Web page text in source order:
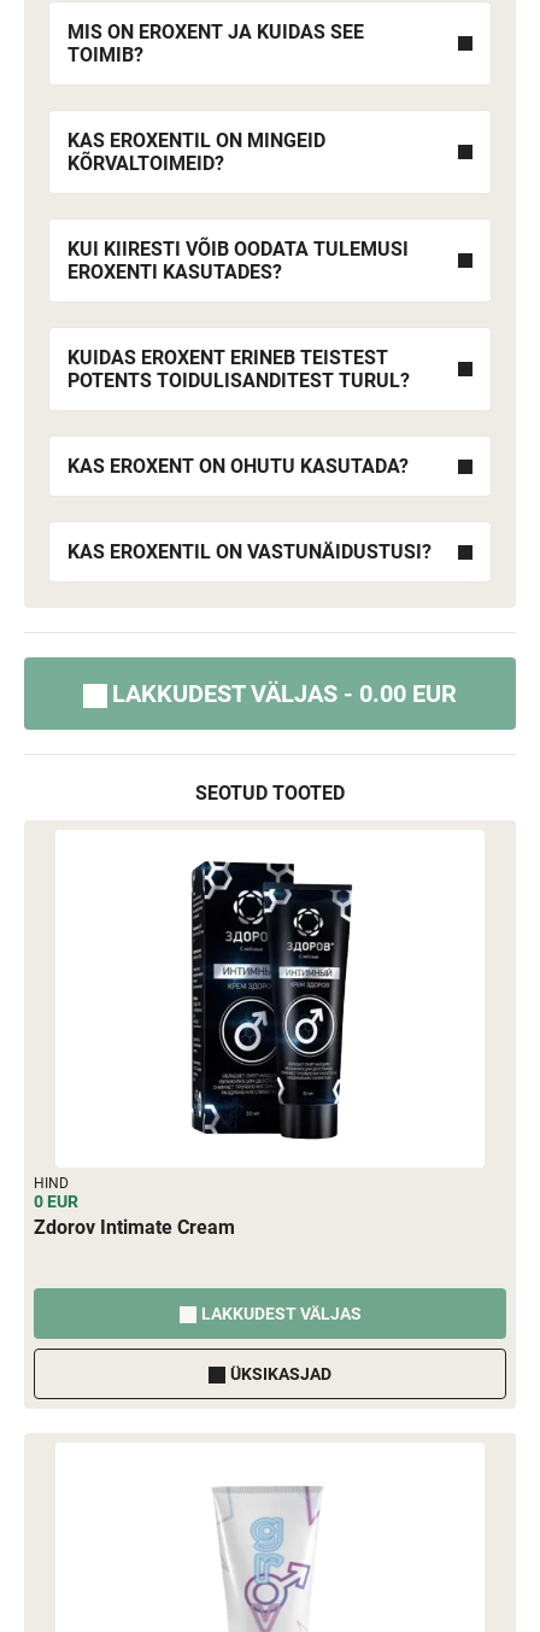
MIS ON EROXENT JA KUIDAS SEE
TOIMIB?
KAS EROXENTIL ON MINGEID
KÕRVALTOIMEID?
KUI KIIRESTI VÕIB OODATA TULEMUSI
EROXENTI KASUTADES?
KUIDAS EROXENT ERINEB TEISTEST
POTENTS TOIDULISANDITEST TURUL?
KAS EROXENT ON OHUTU KASUTADA?
KAS EROXENTIL ON VASTUNÄIDUSTUSI?
LAKKUDEST VÄLJAS - 0.00 EUR
SEOTUD TOOTED
HIND
0 EUR
Zdorov Intimate Cream
LAKKUDEST VÄLJAS
ÜKSIKASJAD